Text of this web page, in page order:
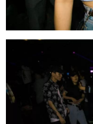
遍全美 连Travis
n、Playboi
首白金、黄金销
einTYO一起
网站站长，经
店都有点关系，
价格、消费情况
arty等相关的问